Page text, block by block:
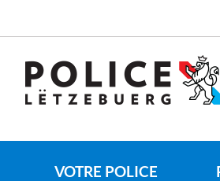
navigation
DE
LANGUE
VOTRE POLICE